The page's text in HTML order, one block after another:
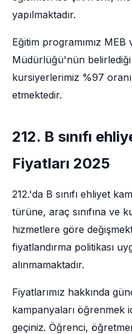
yapılmaktadır.
Eğitim programımız MEB
Müdürlüğü'nün
kursiyerlerimiz %97
etmektedir.
212. B sınıfı
Fiyatları 2025
212.'da B sınıfı ehliyet
türüne, araç sınıfına ve
hizmetlere göre
fiyatlandırma politikası
alınmamaktadır.
Fiyatlarımız hakkında
kampanyaları öğrenmek
geçiniz. Öğrenci,